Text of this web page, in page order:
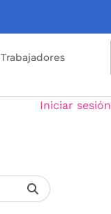
Trabajadores
Iniciar sesión